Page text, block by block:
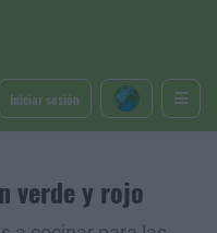
Iniciar sesión
verde y rojo